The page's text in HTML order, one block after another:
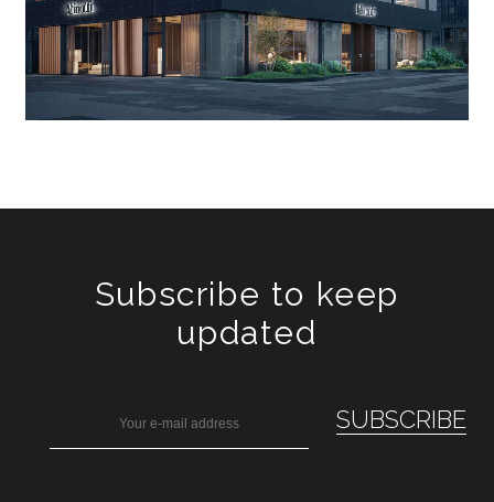
Subscribe to keep
updated